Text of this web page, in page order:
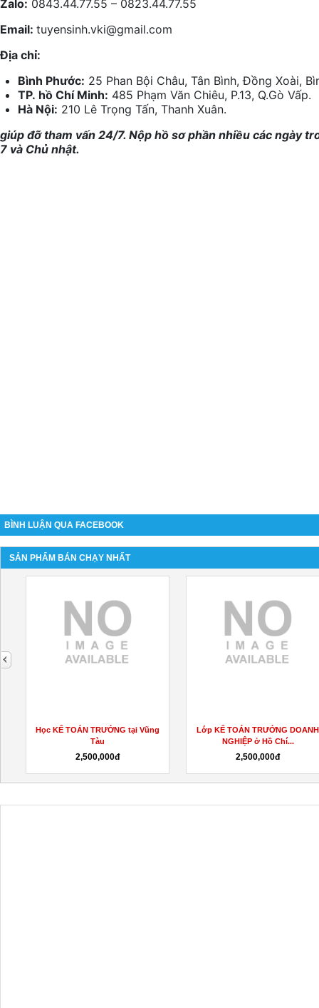
Zalo: 0843.44.77.55 – 0823.44.77.55
Email: tuyensinh.vki@gmail.com
Địa chỉ:
Bình Phước: 25 Phan Bội Châu, Tân Bình, Đồng Xoài,
TP. hồ Chí Minh: 485 Phạm Văn Chiêu, P.13, Q.Gò Vấp.
Hà Nội: 210 Lê Trọng Tấn, Thanh Xuân.
giúp đỡ tham vấn 24/7. Nộp hồ sơ phần nhiều các ngày
7 và Chủ nhật.
BÌNH LUẬN QUA FACEBOOK
SẢN PHẨM BÁN CHẠY NHẤT
Học KẾ TOÁN TRƯỞNG tại Vũng
Tàu
2,500,000đ
Lớp KẾ TOÁN TRƯỞNG DOANH
NGHIỆP ở Hồ Chí...
2,500,000đ
next